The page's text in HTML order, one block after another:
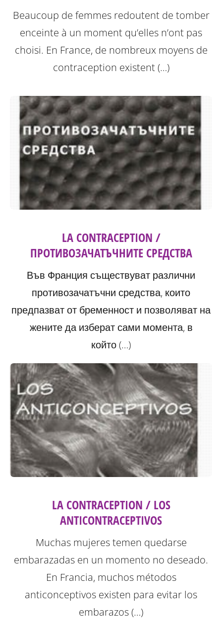
Beaucoup de femmes redoutent de tomber
enceinte à un moment qu’elles n’ont pas
choisi. En France, de nombreux moyens de
contraception existent (…)
LA CONTRACEPTION /
ПРОТИВОЗАЧАТЪЧНИТЕ СРЕДСТВА
Във Франция съществуват различни
противозачатъчни средства, които
предпазват от бременност и позволяват на
жените да изберат сами момента, в
който (…)
LA CONTRACEPTION / LOS
ANTICONTRACEPTIVOS
Muchas mujeres temen quedarse
embarazadas en un momento no deseado.
En Francia, muchos métodos
anticonceptivos existen para evitar los
embarazos (…)